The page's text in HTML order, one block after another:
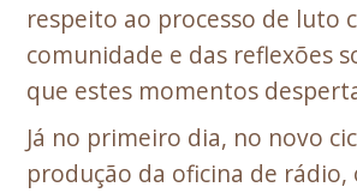
respeito ao processo de luto
comunidade e das reflexões
que estes momentos
Já no primeiro dia, no novo
produção da oficina de rádio,